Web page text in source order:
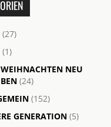
(27)
(1)
NEU
(24)
(152)
GENERATION (5)